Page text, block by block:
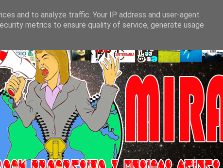
and to analyze traffic. Your IP address and user-agent
metrics to ensure quality of service, generate usage